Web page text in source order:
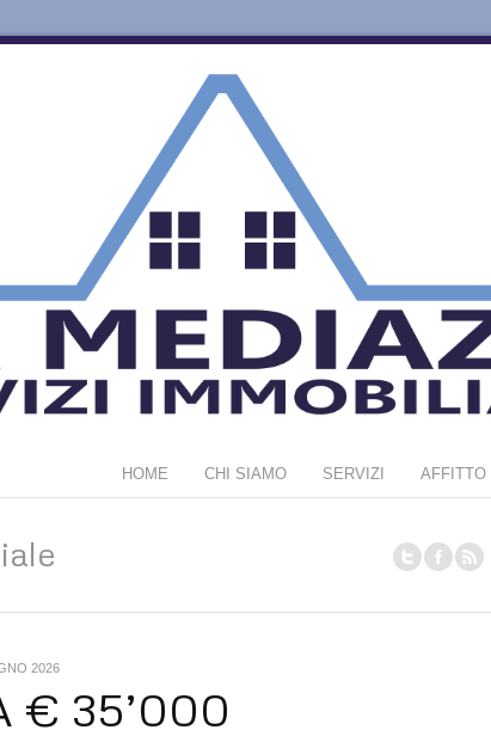
HOME CHI SIAMO SERVIZI AFFITTO
€ 35’000
2026